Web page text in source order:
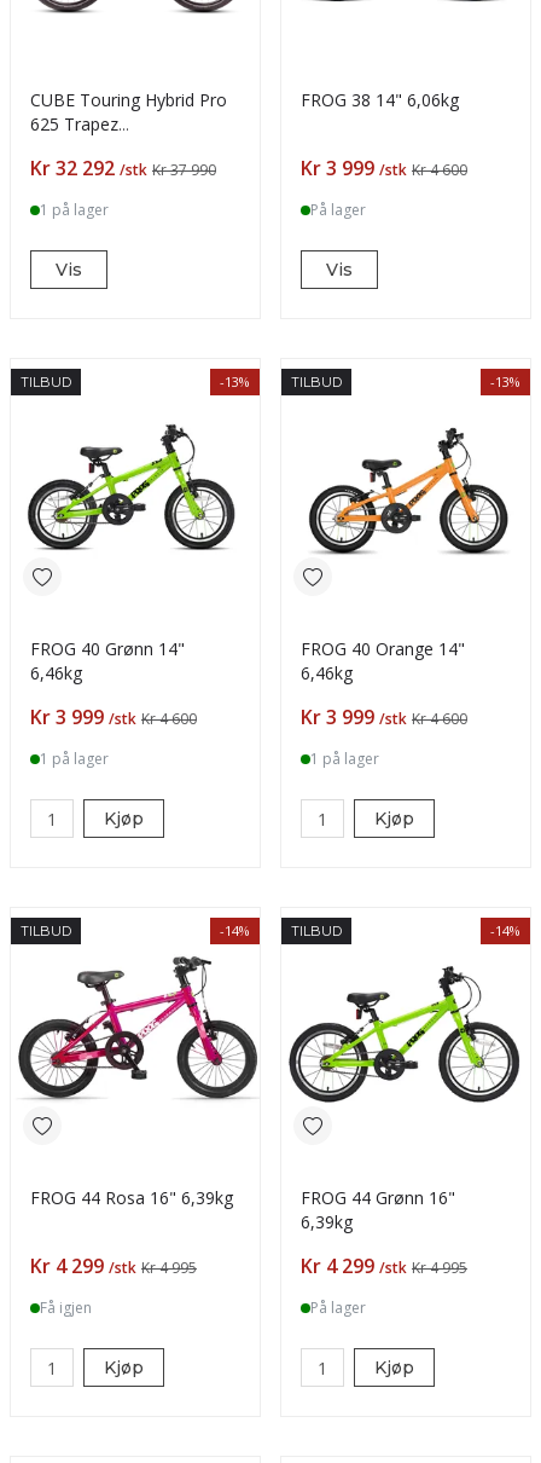
CUBE Touring Hybrid Pro
625 Trapez
Pris
Kr 32 292 /stk Kr 37 990
1 på lager
Vis
FROG 38 14" 6,06kg
Pris
Kr 3 999 /stk Kr 4 600
På lager
Vis
TILBUD -13%
FROG 40 Grønn 14"
6,46kg
Pris
Kr 3 999 /stk Kr 4 600
1 på lager
Kjøp
TILBUD -13%
FROG 40 Orange 14"
6,46kg
Pris
Kr 3 999 /stk Kr 4 600
1 på lager
Kjøp
TILBUD -14%
FROG 44 Rosa 16" 6,39kg
Pris
Kr 4 299 /stk Kr 4 995
Få igjen
Kjøp
TILBUD -14%
FROG 44 Grønn 16"
6,39kg
Pris
Kr 4 299 /stk Kr 4 995
På lager
Kjøp